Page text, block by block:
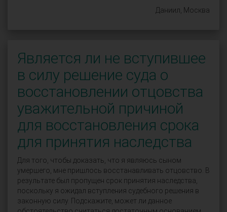
Даниил, Москва
Является ли не вступившее
в силу решение суда о
восстановлении отцовства
уважительной причиной
для восстановления срока
для принятия наследства
Для того, чтобы доказать, что я являюсь сыном
умершего, мне пришлось восстанавливать отцовство. В
результате был пропущен срок принятия наследства,
поскольку я ожидал вступления судебного решения в
законную силу. Подскажите, может ли данное